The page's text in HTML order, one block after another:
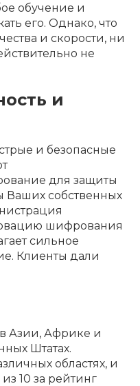
обучение и
его. Однако, что
и скорости, ни
не
и
и безопасные
для защиты
Ваших собственных
шифрования
сильное
Клиенты дали
Азии, Африке и
Штатах.
областях, и
10 за рейтинг